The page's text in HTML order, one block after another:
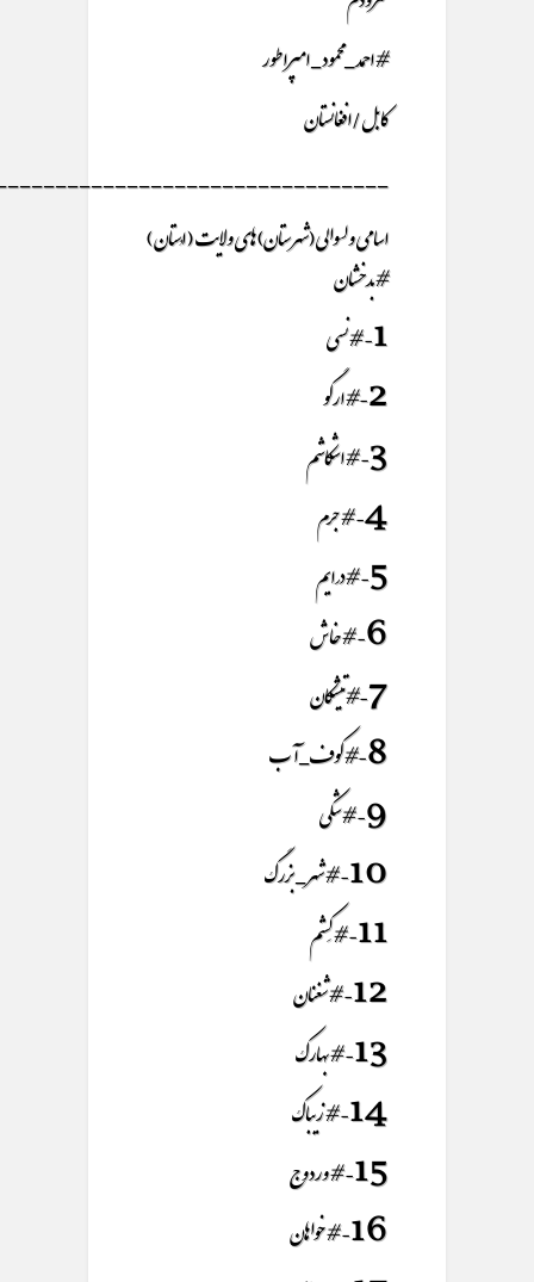
#احمد_محمود_امپراطور
کابل/افغانستان
اسامی ولسوالی (شهرستان) های ولایت ( اُستان )
#بدخشان
1- #نسی
2-#ارگو
3- #اشکاشم
4- #جرم
5- #درایم
6- #خاش
7-#تیشکان
8-#کوف_آب
9- #شکی
10- #شهر_بزرگ
11- #کِشم
12- #شغنان
13- #بهارک
14- #زیباک
15- #وردوج
16- #خواهان